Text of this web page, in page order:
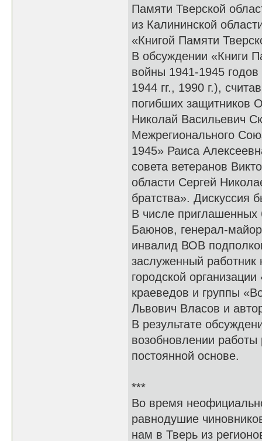
Памяти Тверской
из Калининской
«Книгой Памяти
В обсуждении «Книги
войны 1941-1945
1944 гг., 1990 г.),
погибших защитников
Николай Васильевич
Межрегионального
1945» Раиса
совета ветеранов
области Сергей
братства». Дискуссия
В числе
Баюнов, генерал-
инвалид ВОВ
заслуженный
городской
краеведов и группы
Львович Власов и
В результате
возобновлении работы
постоянной основе.
***
Во время
равнодушие
нам в Тверь из